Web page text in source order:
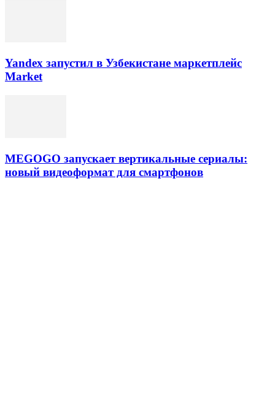
Yandex запустил в Узбекистане маркетплейс
Market
MEGOGO запускает вертикальные сериалы:
новый видеоформат для смартфонов